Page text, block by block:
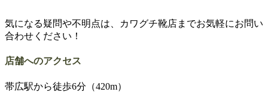
気になる疑問や不明点は、カワグチ靴店までお気軽にお問い
合わせください！
店舗へのアクセス
帯広駅から徒歩6分（420m）